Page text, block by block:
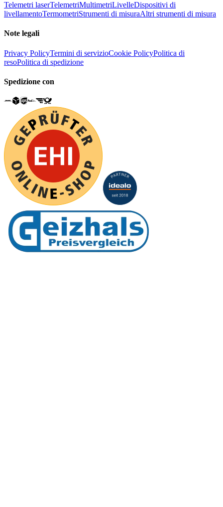
Telemetri laserTelemetriMultimetriLivelleDispositivi di
livellamentoTermometriStrumenti di misuraAltri strumenti di misura
Note legali
Privacy PolicyTermini di servizioCookie PolicyPolitica di
resoPolitica di spedizione
Spedizione con